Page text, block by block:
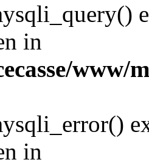
in
www/
in